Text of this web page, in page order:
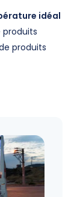
idéal
produits
produits